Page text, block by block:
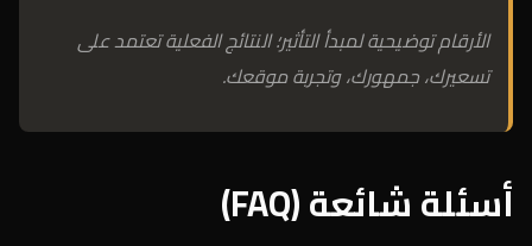
الأرقام توضيحية لمبدأ التأثير؛ النتائج الفعلية تعتمد على
تسعيرك، جمهورك، وتجربة موقعك.
أسئلة شائعة (FAQ)